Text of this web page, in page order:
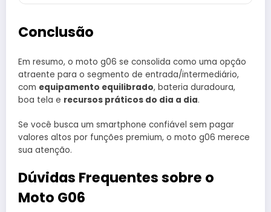
Conclusão
Em resumo, o moto g06 se consolida como uma opção
atraente para o segmento de entrada/intermediário,
com equipamento equilibrado, bateria duradoura,
boa tela e recursos práticos do dia a dia.
Se você busca um smartphone confiável sem pagar
valores altos por funções premium, o moto g06 merece
sua atenção.
Dúvidas Frequentes sobre o
Moto G06